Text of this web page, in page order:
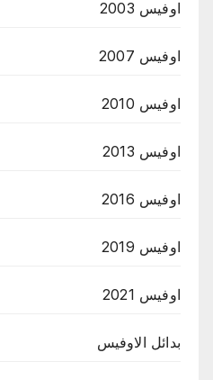
اوفيس 2003
اوفيس 2007
اوفيس 2010
اوفيس 2013
اوفيس 2016
اوفيس 2019
اوفيس 2021
بدائل الاوفيس